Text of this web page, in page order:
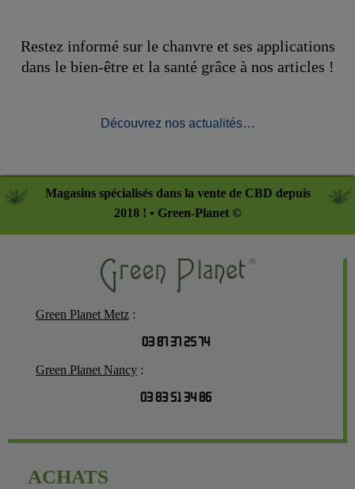
Restez informé sur le chanvre et ses applications
dans le bien-être et la santé grâce à nos articles !
Découvrez nos actualités…
Magasins spécialisés dans la vente de CBD depuis
2018 ! • Green-Planet ©
Green Planet Metz :
03 87 37 25 74
Green Planet Nancy :
03 83 51 34 86
ACHATS